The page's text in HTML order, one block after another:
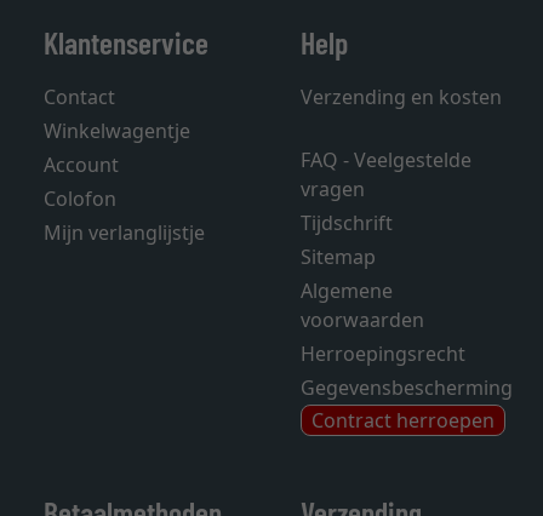
Klantenservice
Contact
Winkelwagentje
Account
Colofon
Mijn verlanglijstje
Help
Verzending en kosten
FAQ - Veelgestelde
vragen
Tijdschrift
Sitemap
Algemene
voorwaarden
Herroepingsrecht
Gegevensbescherming
Contract herroepen